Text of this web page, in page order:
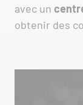
avec un
obtenir des